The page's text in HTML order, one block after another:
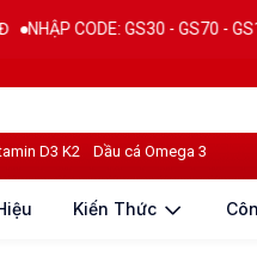
CODE: GS30 - GS70 - GS100
D3 K2 Dầu cá Omega 3
Kiến Thức